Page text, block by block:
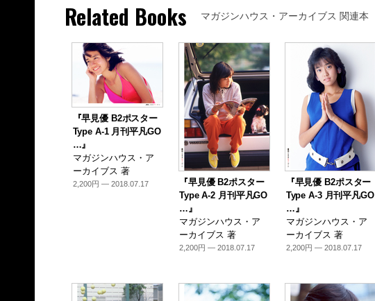
Related Books マガジンハウス・アーカイブス 関連本
『早見優 B2ポスター
Type A-1 月刊平凡GO
…』
マガジンハウス・ア
ーカイブス 著
2,200円 — 2018.07.17
『早見優 B2ポスター
Type A-2 月刊平凡GO
…』
マガジンハウス・ア
ーカイブス 著
2,200円 — 2018.07.17
『早見優 B2ポスター
Type A-3 月刊平凡GO
…』
マガジンハウス・ア
ーカイブス 著
2,200円 — 2018.07.17